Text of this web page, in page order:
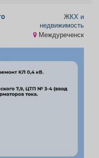
ЖКХ и
недвижимость
Междуреченск